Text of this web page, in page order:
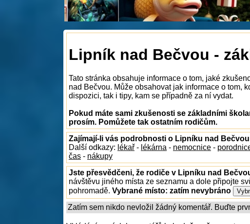
Lipník nad Bečvou -
Tato stránka obsahuje informace o tom, jaké
nad Bečvou. Může obsahovat jak informace o tom,
dispozici, tak i tipy, kam se případně za ní vydat.
Pokud máte sami zkušenosti se základními
prosím. Pomůžete tak ostatním rodičům.
Zajímají-li vás podrobnosti o Lipníku nad Bečvou
Další odkazy: lékař - lékárna - nemocnice -
čas - nákupy
Jste přesvědčeni, že rodiče v Lipníku nad
návštěvu jiného místa ze seznamu a dole připojte
pohromadě. Vybrané místo: zatím nevybráno
Zatím sem nikdo nevložil žádný komentář. Buďte